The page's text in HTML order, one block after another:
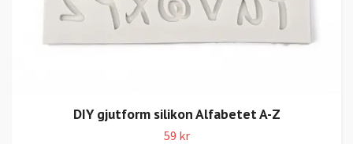
DIY gjutform silikon Alfabetet A-Z
59 kr